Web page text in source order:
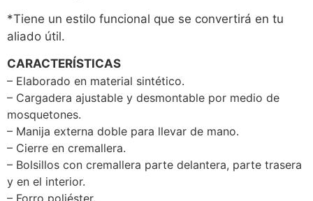
*Tiene un estilo funcional que se convertirá en tu
aliado útil.
CARACTERÍSTICAS
– Elaborado en material sintético.
– Cargadera ajustable y desmontable por medio de
mosquetones.
– Manija externa doble para llevar de mano.
– Cierre en cremallera.
– Bolsillos con cremallera parte delantera, parte trasera
y en el interior.